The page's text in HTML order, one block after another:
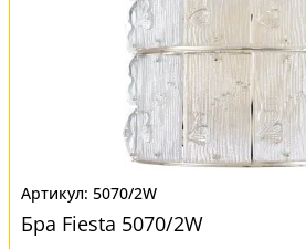
5070/2W
Бра Fiesta 5070/2W